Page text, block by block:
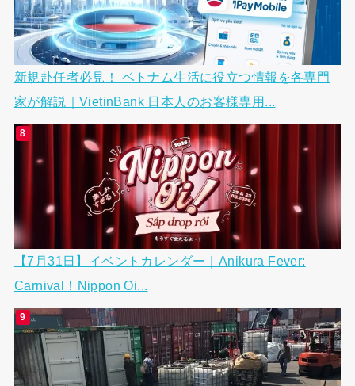
新規赴任者必見！ ベトナム生活に役立つ情報を各専門
家が解説｜VietinBank 日本人のお客様専用...
【7月31日】イベントカレンダー｜Anikura Fever:
Carnival！Nippon Oi...